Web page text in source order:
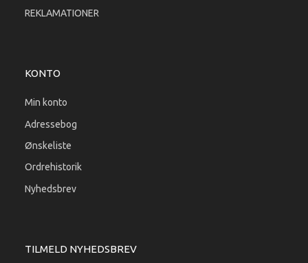
REKLAMATIONER
KONTO
Min konto
Adressebog
Ønskeliste
Ordrehistorik
Nyhedsbrev
TILMELD NYHEDSBREV